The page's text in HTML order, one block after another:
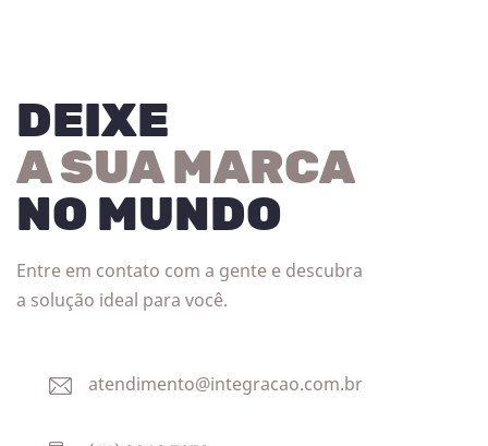
DEIXE
A SUA MARCA
NO MUNDO
Entre em contato com a gente e descubra
a solução ideal para você.
atendimento@integracao.com.br